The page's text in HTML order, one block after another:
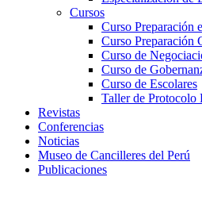
Cursos
Curso Preparación
Curso Preparación
Curso de
Curso de
Curso de Escolares
Taller de Protocolo
Revistas
Conferencias
Noticias
Museo de Cancilleres del Perú
Publicaciones